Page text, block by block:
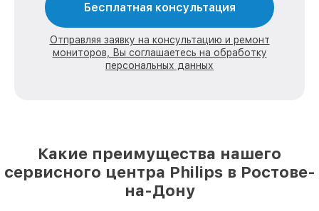
Бесплатная консультация
Отправляя заявку на консультацию и ремонт
мониторов, Вы соглашаетесь на обработку
персональных данных
Какие преимущества нашего
сервисного центра Philips в Ростове-
на-Дону